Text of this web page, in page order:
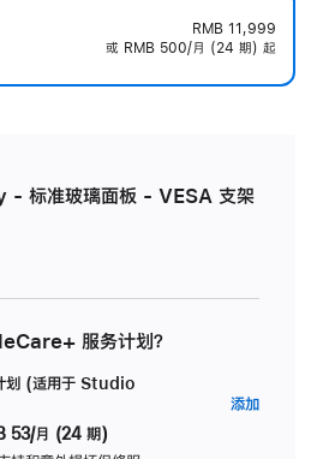
RMB 11,999
或 RMB 500/月 (24 期) 起
标准玻璃面板 - VESA 支架
服务计划？
划 (适用于 Studio
53/月 (24 期)
添加